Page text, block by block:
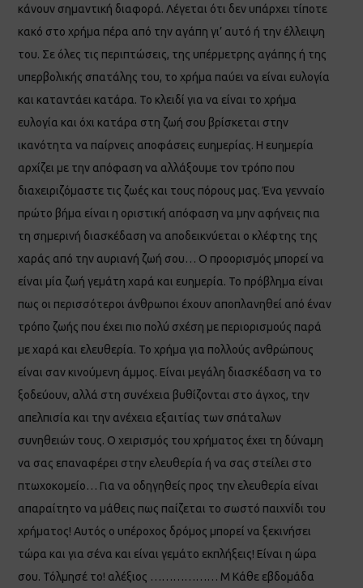
κάνουν σημαντική διαφορά. Λέγεται ότι δεν υπάρχει τίποτε
κακό στο χρήμα πέρα από την αγάπη γι’ αυτό ή την έλλειψη
του. Σε όλες τις περιπτώσεις, της υπέρμετρης αγάπης ή της
υπερβολικής σπατάλης του, το χρήμα παύει να είναι ευλογία
και καταντάει κατάρα. Το κλειδί για να είναι το χρήμα
ευλογία και όχι κατάρα στη ζωή σου βρίσκεται στην
ικανότητα να παίρνεις αποφάσεις ευημερίας. Η ευημερία
αρχίζει με την απόφαση να αλλάξουμε τον τρόπο που
διαχειριζόμαστε τις ζωές και τους πόρους μας. Ένα γενναίο
πρώτο βήμα είναι η οριστική απόφαση να μην αφήνεις πια
τη σημερινή διασκέδαση να αποδεικνύεται ο κλέφτης της
χαράς από την αυριανή ζωή σου… Ο προορισμός μπορεί να
είναι μία ζωή γεμάτη χαρά και ευημερία. Το πρόβλημα είναι
πως οι περισσότεροι άνθρωποι έχουν αποπλανηθεί από έναν
τρόπο ζωής που έχει πιο πολύ σχέση με περιορισμούς παρά
με χαρά και ελευθερία. Το χρήμα για πολλούς ανθρώπους
είναι σαν κινούμενη άμμος. Είναι μεγάλη διασκέδαση να το
ξοδεύουν, αλλά στη συνέχεια βυθίζονται στο άγχος, την
απελπισία και την ανέχεια εξαιτίας των σπάταλων
συνηθειών τους. Ο χειρισμός του χρήματος έχει τη δύναμη
να σας επαναφέρει στην ελευθερία ή να σας στείλει στο
πτωχοκομείο… Για να οδηγηθείς προς την ελευθερία είναι
απαραίτητο να μάθεις πως παίζεται το σωστό παιχνίδι του
χρήματος! Αυτός ο υπέροχος δρόμος μπορεί να ξεκινήσει
τώρα και για σένα και είναι γεμάτο εκπλήξεις! Είναι η ώρα
σου. Τόλμησέ το! αλέξιος ……………… Μ Κάθε εβδομάδα